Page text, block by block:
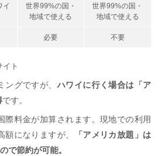
イ
世界99%の国・
地域で使える
世界99%の国・
地域で使える
必要 不要
ト
ングですが、 ハワイに行く場合は「ア
です。
際料金が加算されます。現地での利用
額になりますが、
「アメリカ放題」は
で節約が可能。